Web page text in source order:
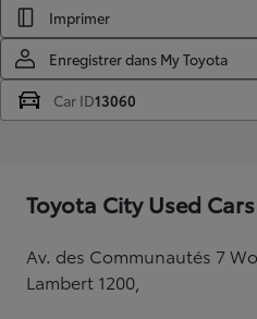
Imprimer
Enregistrer dans My Toyota
Car ID13060
Toyota City Used
Av. des Communautés 7
Lambert 1200,